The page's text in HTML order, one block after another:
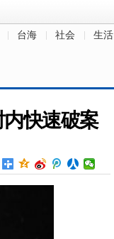
台海 社会 生活
快速破案